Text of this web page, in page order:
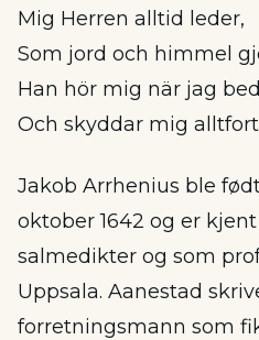
Mig Herren alltid leder,
Som jord och himmel
Han hör mig när jag
Och skyddar mig
Jakob Arrhenius ble
oktober 1642 og er
salmedikter og som
Uppsala. Aanestad
forretningsmann som